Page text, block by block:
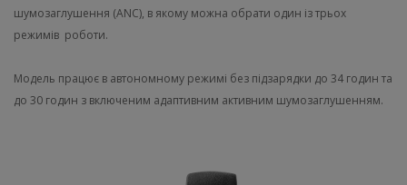
шумозаглушення (ANC), в якому можна обрати один із трьох
режимів роботи.
Модель працює в автономному режимі без підзарядки до 34 годин та
до 30 годин з включеним адаптивним активним шумозаглушенням.